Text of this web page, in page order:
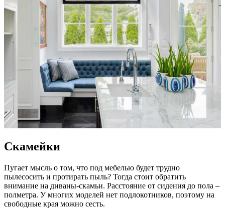
Скамейки
Пугает мысль о том, что под мебелью будет трудно
пылесосить и протирать пыль? Тогда стоит обратить
внимание на диваны-скамьи. Расстояние от сидения до пола –
полметра. У многих моделей нет подлокотников, поэтому на
свободные края можно сесть.